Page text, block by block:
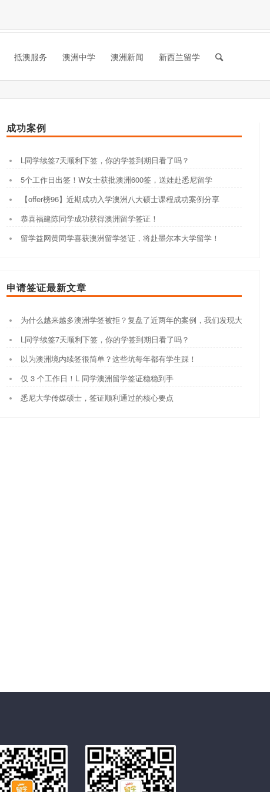
抵澳服务 澳洲中学 澳洲新闻 新西兰留学
成功案例
L同学续签7天顺利下签，你的学签到期日看了吗？
5个工作日出签！W女士获批澳洲600签，送娃赴悉尼留学
【offer榜96】近期成功入学澳洲八大硕士课程成功案例分享
恭喜福建陈同学成功获得澳洲留学签证！
留学益网黄同学喜获澳洲留学签证，将赴墨尔本大学留学！
申请签证最新文章
为什么越来越多澳洲学签被拒？复盘了近两年的案例，我们发现大家都踩
L同学续签7天顺利下签，你的学签到期日看了吗？
以为澳洲境内续签很简单？这些坑每年都有学生踩！
仅 3 个工作日！L 同学澳洲留学签证稳稳到手
悉尼大学传媒硕士，签证顺利通过的核心要点